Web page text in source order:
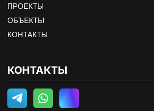
ПРОЕКТЫ
ОБЪЕКТЫ
КОНТАКТЫ
КОНТАКТЫ